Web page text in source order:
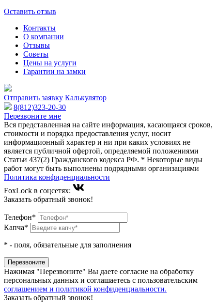
Оставить отзыв
Контакты
О компании
Отзывы
Советы
Цены на услуги
Гарантии на замки
Отправить заявку Калькулятор
8(812)323-20-30
Перезвоните мне
Вся представленная на сайте информация, касающаяся сроков,
стоимости и порядка предоставления услуг, носит
информационный характер и ни при каких условиях не
является публичной офертой, определяемой положениями
Статьи 437(2) Гражданского кодекса РФ. * Некоторые виды
работ могут быть выполнены подрядными организациями
Политика конфиденциальности
FoxLock в соцсетях:
Заказать обратный звонок!
Телефон*
Капча*
* - поля, обязательные для заполнения
Нажимая "Перезвоните" Вы даете согласие на обработку
персональных данных и соглашаетесь c пользовательским
соглашением и политикой конфиденциальности.
Заказать обратный звонок!